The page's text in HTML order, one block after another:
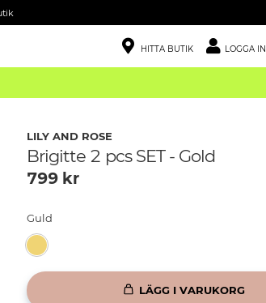
HITTA BUTIK LOGGA IN
LILY AND ROSE
Brigitte 2 pcs SET - Gold
799kr
Guld
LÄGG I VARUKORG